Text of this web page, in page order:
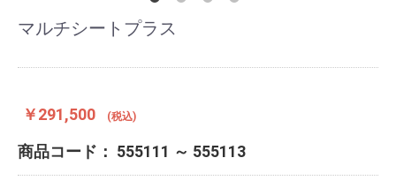
マルチシートプラス
￥291,500 (税込)
商品コード： 555111 ～ 555113